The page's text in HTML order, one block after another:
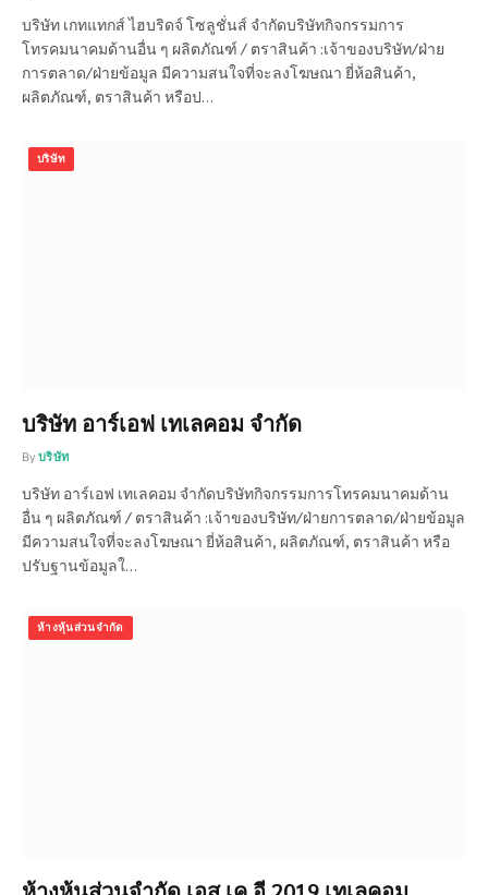
บริษัท เกทแทกส์ ไฮบริดจ์ โซลูชั่นส์ จำกัดบริษัทกิจกรรมการ
โทรคมนาคมด้านอื่น ๆ ผลิตภัณฑ์ / ตราสินค้า :เจ้าของบริษัท/ฝ่าย
การตลาด/ฝ่ายข้อมูล มีความสนใจที่จะลงโฆษณา ยี่ห้อสินค้า,
ผลิตภัณฑ์, ตราสินค้า หรือป…
บริษัท
บริษัท อาร์เอฟ เทเลคอม จำกัด
By บริษัท
บริษัท อาร์เอฟ เทเลคอม จำกัดบริษัทกิจกรรมการโทรคมนาคมด้าน
อื่น ๆ ผลิตภัณฑ์ / ตราสินค้า :เจ้าของบริษัท/ฝ่ายการตลาด/ฝ่ายข้อมูล
มีความสนใจที่จะลงโฆษณา ยี่ห้อสินค้า, ผลิตภัณฑ์, ตราสินค้า หรือ
ปรับฐานข้อมูลใ…
ห้างหุ้นส่วนจำกัด